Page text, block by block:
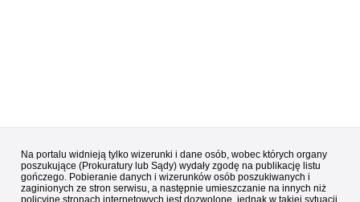
Na portalu widnieją tylko wizerunki i dane osób, wobec których organy
poszukujące (Prokuratury lub Sądy) wydały zgodę na publikację listu
gończego. Pobieranie danych i wizerunków osób poszukiwanych i
zaginionych ze stron serwisu, a następnie umieszczanie na innych niż